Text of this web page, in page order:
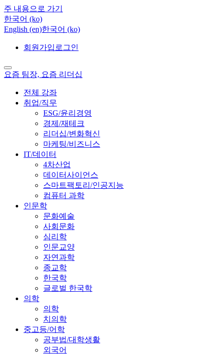
주 내용으로 가기
한국어 ‎(ko)‎
English ‎(en)‎한국어 ‎(ko)‎
회원가입 로그인
요즘 팀장, 요즘 리더십
전체 강좌
취업/직무
ESG/윤리경영
경제/재테크
리더십/변화혁신
마케팅/비즈니스
IT/데이터
4차산업
데이터사이언스
스마트팩토리/인공지능
컴퓨터 과학
인문학
문화예술
사회문화
심리학
인문교양
자연과학
종교학
한국학
글로벌 한국학
의학
의학
치의학
중고등/어학
공부법/대학생활
외국어